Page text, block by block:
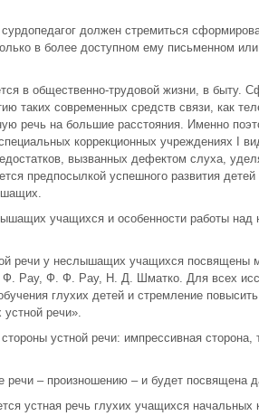
должен стремиться
в более доступном ему письменном
в общественно-трудовой жизни, в быту.
таких современных средств связи, как
речь на большие расстояния. Именно
коррекционных учреждениях I
вызванных дефектом слуха,
предпосылкой успешного развития
учащихся и особенности работы над
речи у неслышащих учащихся посвящены
Рау, Ф. Ф. Рау, Н. Д. Шматко. Для всех
глухих детей и стремление
речи».
устной речи: импрессивная сторона,
речи – произношению – и будет посвящена
устная речь глухих учащихся начальных